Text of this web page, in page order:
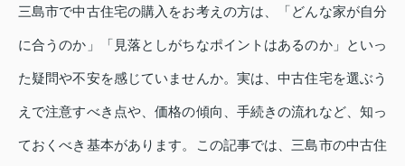
三島市で中古住宅の購入をお考えの方は、「どんな家が自分
に合うのか」「見落としがちなポイントはあるのか」といっ
た疑問や不安を感じていませんか。実は、中古住宅を選ぶう
えで注意すべき点や、価格の傾向、手続きの流れなど、知っ
ておくべき基本があります。この記事では、三島市の中古住